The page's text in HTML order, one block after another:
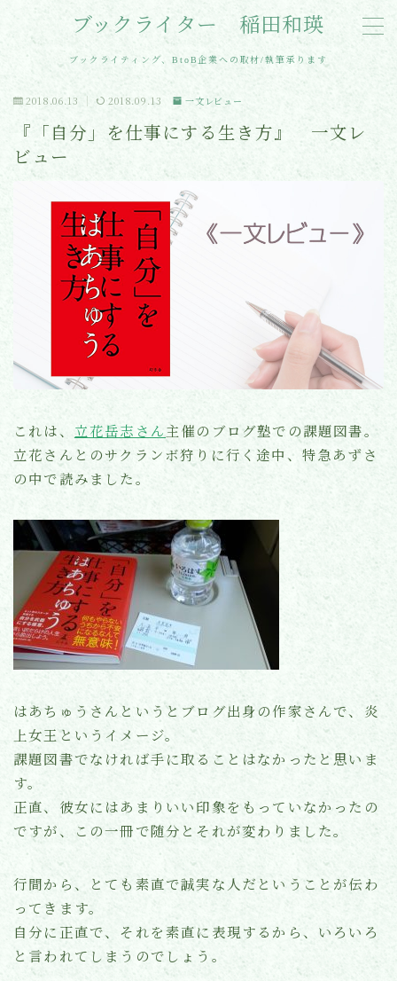
ブックライター 稲田和瑛
ブックライティング、BtoB企業への取材/執筆承ります
MENU
Profile
Works
Contact
2018.06.13 2018.09.13 一文レビュー
『「自分」を仕事にする生き方』 一文レ
ビュー
これは、 立花岳志さん主催のブログ塾での課題図書。
立花さんとのサクランボ狩りに行く途中、特急あずさ
の中で読みました。
はあちゅうさんというとブログ出身の作家さんで、炎
上女王というイメージ。
課題図書でなければ手に取ることはなかったと思いま
す。
正直、彼女にはあまりいい印象をもっていなかったの
ですが、この一冊で随分とそれが変わりました。
行間から、とても素直で誠実な人だということが伝わ
ってきます。
自分に正直で、それを素直に表現するから、いろいろ
と言われてしまうのでしょう。